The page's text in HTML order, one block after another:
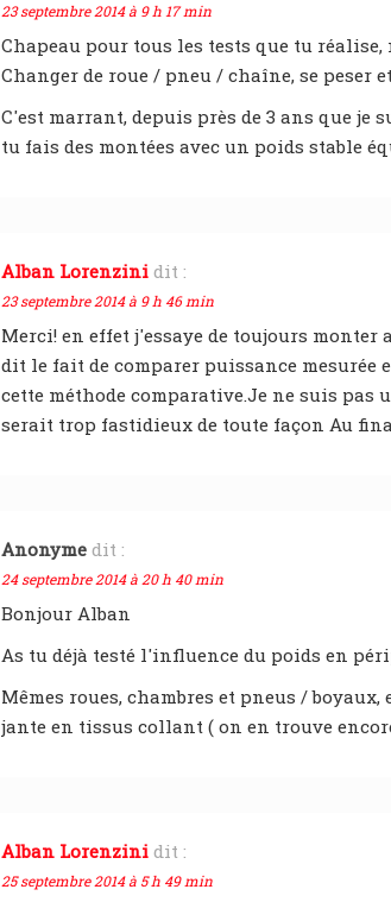
23 septembre 2014 à 9 h 17 min
Chapeau pour tous les tests que tu réalise,
Changer de roue / pneu / chaîne, se peser
C'est marrant, depuis près de 3 ans que je
tu fais des montées avec un poids stable
Alban Lorenzini dit :
23 septembre 2014 à 9 h 46 min
Merci! en effet j'essaye de toujours monter
dit le fait de comparer puissance mesurée
cette méthode comparative.Je ne suis pas
serait trop fastidieux de toute façon Au
Anonyme dit :
24 septembre 2014 à 20 h 40 min
Bonjour Alban
As tu déjà testé l'influence du poids en
Mêmes roues, chambres et pneus /
jante en tissus collant ( on en trouve
Alban Lorenzini dit :
25 septembre 2014 à 5 h 49 min